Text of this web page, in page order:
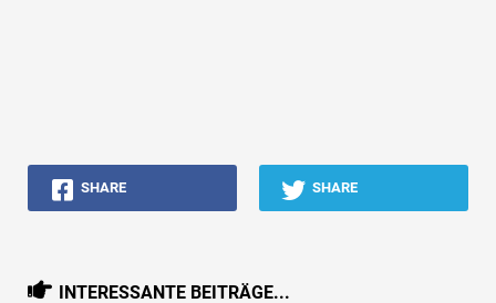
SHARE SHARE
INTERESSANTE BEITRÄGE...